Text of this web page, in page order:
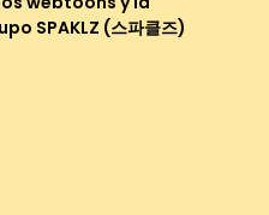
SPAKLZ (스파클즈)